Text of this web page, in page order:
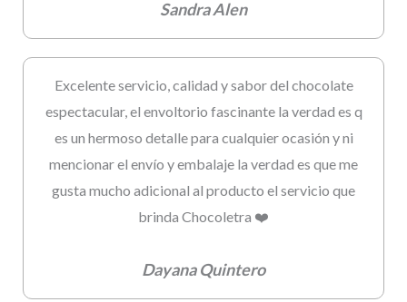
Sandra Alen
Excelente servicio, calidad y sabor del chocolate
espectacular, el envoltorio fascinante la verdad es q
es un hermoso detalle para cualquier ocasión y ni
mencionar el envío y embalaje la verdad es que me
gusta mucho adicional al producto el servicio que
brinda Chocoletra ❤️
Dayana Quintero